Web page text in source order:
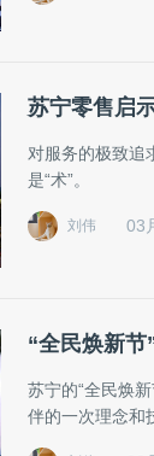
苏宁零售启
对服务的极致追
是“术”。
刘伟 03
“全民焕新
苏宁的“全民焕
伴的一次理念和